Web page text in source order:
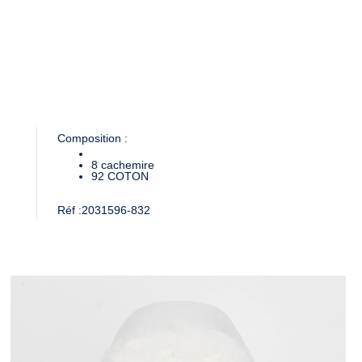
Composition :
8 cachemire
92 COTON
Réf :2031596-832